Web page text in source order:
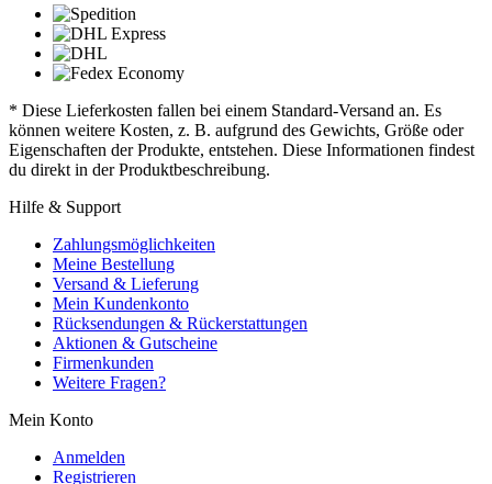
* Diese Lieferkosten fallen bei einem Standard-Versand an. Es
können weitere Kosten, z. B. aufgrund des Gewichts, Größe oder
Eigenschaften der Produkte, entstehen. Diese Informationen findest
du direkt in der Produktbeschreibung.
Hilfe & Support
Zahlungsmöglichkeiten
Meine Bestellung
Versand & Lieferung
Mein Kundenkonto
Rücksendungen & Rückerstattungen
Aktionen & Gutscheine
Firmenkunden
Weitere Fragen?
Mein Konto
Anmelden
Registrieren